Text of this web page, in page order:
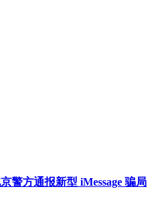
警方通报新型 iMessage 骗局